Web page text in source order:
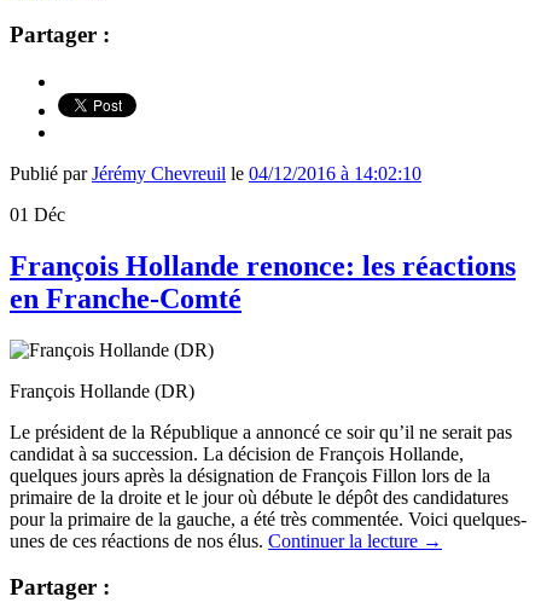
Partager :
Publié parJérémy Chevreuil le 04/12/2016 à 14:02:10
01 Déc
François Hollande renonce: les réactions
en Franche-Comté
François Hollande (DR)
Le président de la République a annoncé ce soir qu’il ne serait pas
candidat à sa succession. La décision de François Hollande,
quelques jours après la désignation de François Fillon lors de la
primaire de la droite et le jour où débute le dépôt des candidatures
pour la primaire de la gauche, a été très commentée. Voici quelques-
unes de ces réactions de nos élus. Continuer la lecture →
Partager :